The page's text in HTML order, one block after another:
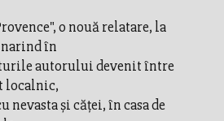
o nouă relatare, la
narind în
autorului devenit între
localnic,
nevasta şi căţei, în casa de